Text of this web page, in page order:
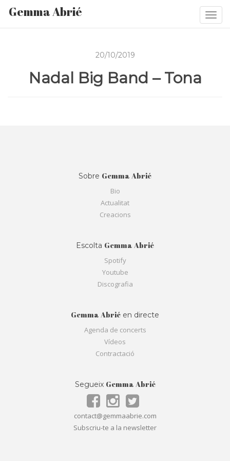
Gemma Abrié
20/10/2019
Nadal Big Band – Tona
Sobre Gemma Abrié
Bio
Actualitat
Creacions
Escolta Gemma Abrié
Spotify
Youtube
Discografia
Gemma Abrié en directe
Agenda de concerts
Vídeos
Contractació
Segueix Gemma Abrié
contact@gemmaabrie.com
Subscriu-te a la newsletter